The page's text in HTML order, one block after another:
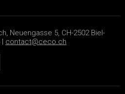
Neuengasse 5, CH-2502 Biel-
contact@ceco.ch